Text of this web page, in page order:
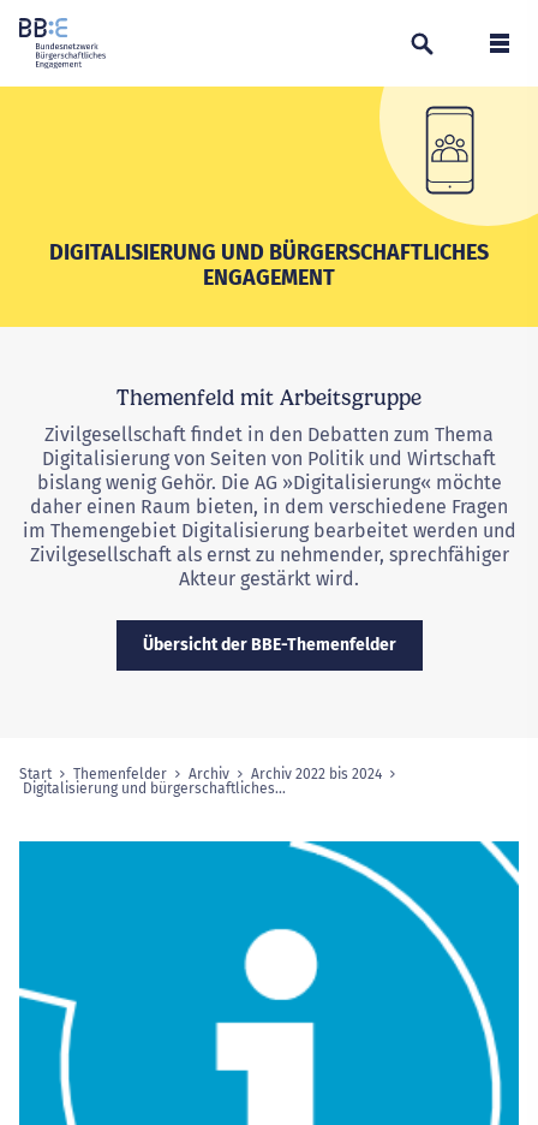
Suchen
DIGITALISIERUNG UND BÜRGERSCHAFTLICHES
ENGAGEMENT
Themenfeld mit Arbeitsgruppe
Zivilgesellschaft findet in den Debatten zum Thema
Digitalisierung von Seiten von Politik und Wirtschaft
bislang wenig Gehör. Die AG »Digitalisierung« möchte
daher einen Raum bieten, in dem verschiedene Fragen
im Themengebiet Digitalisierung bearbeitet werden und
Zivilgesellschaft als ernst zu nehmender, sprechfähiger
Akteur gestärkt wird.
Übersicht der BBE-Themenfelder
Sie sind hier:
Start Themenfelder Archiv
Archiv 2022 bis 2024
Digitalisierung und bürgerschaftliches...